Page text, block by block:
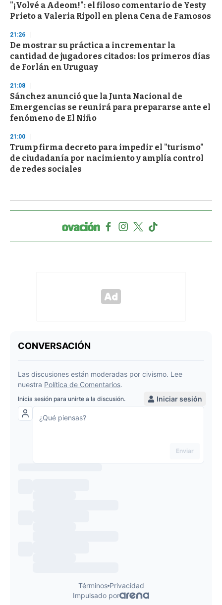
"¡Volvé a Adeom!": el filoso comentario de Yesty
Prieto a Valeria Ripoll en plena Cena de Famosos
21:26
De mostrar su práctica a incrementar la
cantidad de jugadores citados: los primeros días
de Forlán en Uruguay
21:08
Sánchez anunció que la Junta Nacional de
Emergencias se reunirá para prepararse ante el
fenómeno de El Niño
21:00
Trump firma decreto para impedir el "turismo"
de ciudadanía por nacimiento y amplía control
de redes sociales